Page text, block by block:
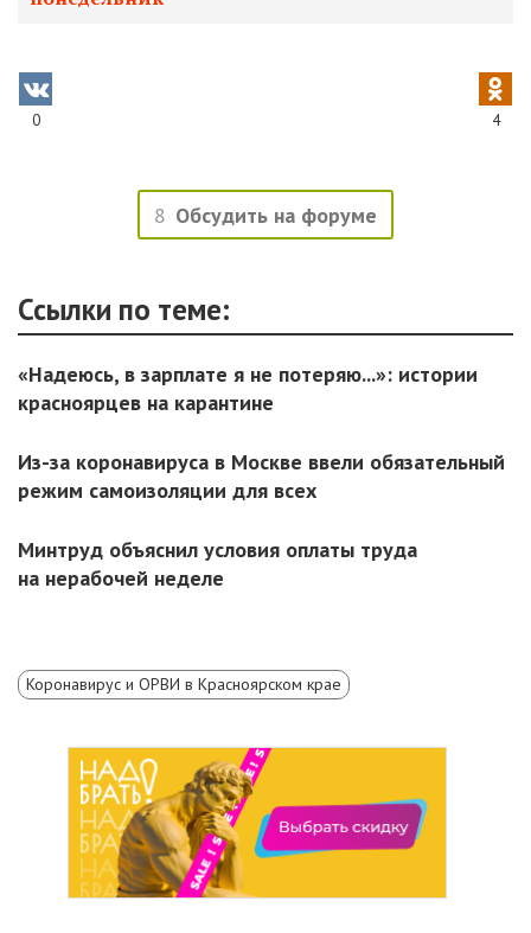
0 4
8 Обсудить на форуме
Ссылки по теме:
«Надеюсь, в зарплате я не потеряю...»: истории
красноярцев на карантине
Из-за коронавируса в Москве ввели обязательный
режим самоизоляции для всех
Минтруд объяснил условия оплаты труда
на нерабочей неделе
Коронавирус и ОРВИ в Красноярском крае